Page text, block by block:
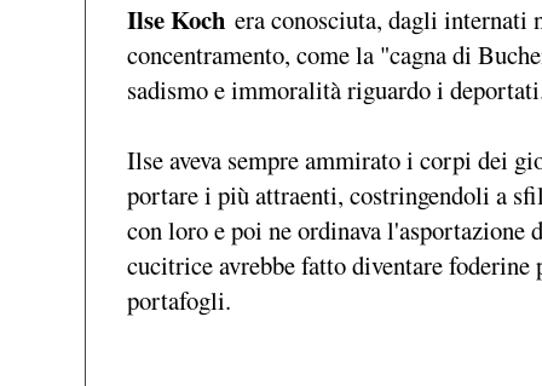
Ilse Koch era conosciuta, dagli internati
concentramento, come la "cagna di
sadismo e immoralità riguardo i
Ilse aveva sempre ammirato i corpi dei
portare i più attraenti, costringendoli a
con loro e poi ne ordinava l'asportazione
cucitrice avrebbe fatto diventare
portafogli.